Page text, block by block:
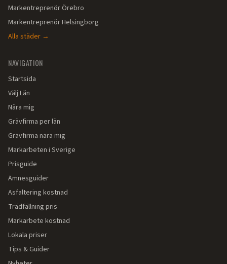
MarkentreprenörÖrebro
MarkentreprenörHelsingborg
Alla städer →
NAVIGATION
Startsida
Välj Län
Nära mig
Grävfirma per län
Grävfirma nära mig
Markarbeten i Sverige
Prisguide
Ämnesguider
Asfaltering kostnad
Trädfällning pris
Markarbete kostnad
Lokala priser
Tips & Guider